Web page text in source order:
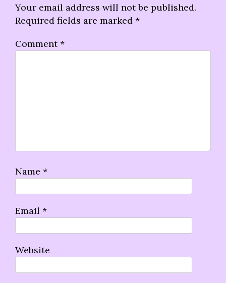
Your email address will not be published.
Required fields are marked *
Comment*
Name *
Email *
Website